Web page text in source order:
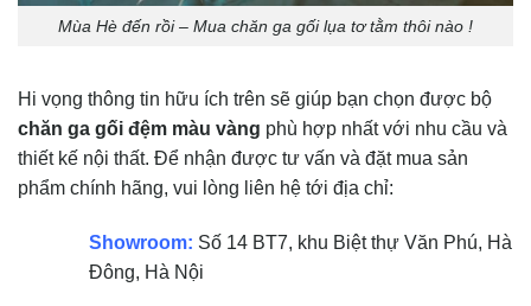
Mùa Hè đến rồi – Mua chăn ga gối lụa tơ tằm thôi nào !
Hi vọng thông tin hữu ích trên sẽ giúp bạn chọn được bộ
chăn ga gối đệm màu vàng phù hợp nhất với nhu cầu và
thiết kế nội thất. Để nhận được tư vấn và đặt mua sản
phẩm chính hãng, vui lòng liên hệ tới địa chỉ:
Showroom: Số 14 BT7, khu Biệt thự Văn Phú, Hà
Đông, Hà Nội